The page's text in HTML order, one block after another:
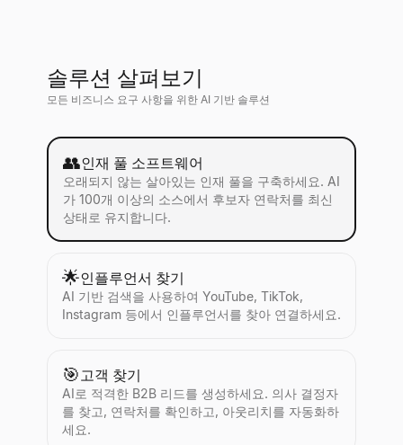
솔루션 살펴보기
모든 비즈니스 요구 사항을 위한 AI 기반 솔루션
👥인재 풀 소프트웨어
오래되지 않는 살아있는 인재 풀을 구축하세요. AI
가 100개 이상의 소스에서 후보자 연락처를 최신
상태로 유지합니다.
🌟인플루언서 찾기
AI 기반 검색을 사용하여 YouTube, TikTok,
Instagram 등에서 인플루언서를 찾아 연결하세요.
🎯고객 찾기
AI로 적격한 B2B 리드를 생성하세요. 의사 결정자
를 찾고, 연락처를 확인하고, 아웃리치를 자동화하
세요.